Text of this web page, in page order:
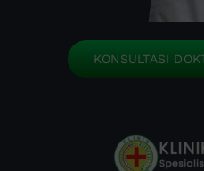
KONSULTASI